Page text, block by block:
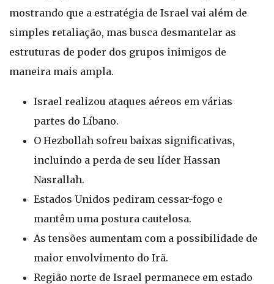
mostrando que a estratégia de Israel vai além de
simples retaliação, mas busca desmantelar as
estruturas de poder dos grupos inimigos de
maneira mais ampla.
Israel realizou ataques aéreos em várias
partes do Líbano.
O Hezbollah sofreu baixas significativas,
incluindo a perda de seu líder Hassan
Nasrallah.
Estados Unidos pediram cessar-fogo e
mantêm uma postura cautelosa.
As tensões aumentam com a possibilidade de
maior envolvimento do Irã.
Região norte de Israel permanece em estado